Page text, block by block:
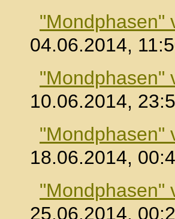
"Mondphasen"
04.06.2014,
"Mondphasen"
10.06.2014,
"Mondphasen"
18.06.2014,
"Mondphasen"
25.06.2014,